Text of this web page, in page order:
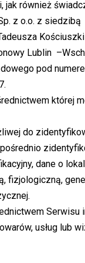
również
z o.o. z siedzibą
Lublin
pod
której
do
dane o
fizjologiczną,
Serwisu
usług lub